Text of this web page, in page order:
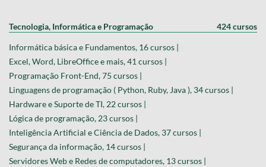
Tecnologia, Informática e Programação 424 cursos
Informática básica e Fundamentos, 16 cursos |
Excel, Word, LibreOffice e mais, 41 cursos |
Programação Front-End, 75 cursos |
Linguagens de programação ( Python, Ruby, Java ), 34 cursos |
Hardware e Suporte de TI, 22 cursos |
Lógica de programação, 23 cursos |
Inteligência Artificial e Ciência de Dados, 37 cursos |
Segurança da informação, 14 cursos |
Servidores Web e Redes de computadores, 13 cursos |